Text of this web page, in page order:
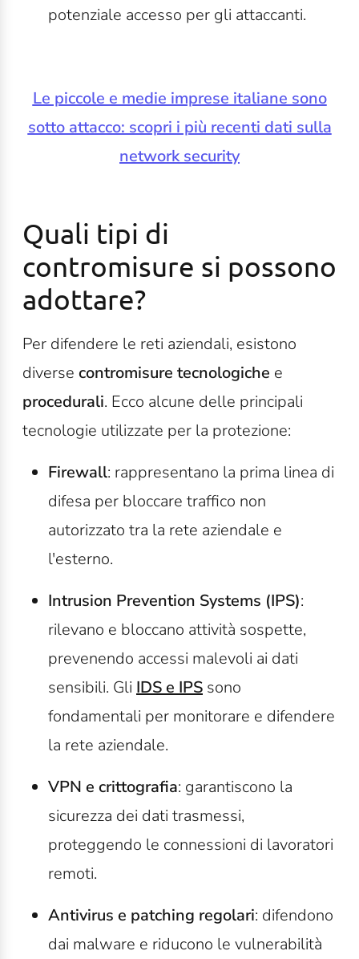
potenziale accesso per gli attaccanti.
Le piccole e medie imprese italiane sono
sotto attacco: scopri i più recenti dati sulla
network security
Quali tipi di
contromisure si possono
adottare?
Per difendere le reti aziendali, esistono
diverse contromisure tecnologiche e
procedurali. Ecco alcune delle principali
tecnologie utilizzate per la protezione:
Firewall: rappresentano la prima linea di
difesa per bloccare traffico non
autorizzato tra la rete aziendale e
l'esterno.
Intrusion Prevention Systems (IPS):
rilevano e bloccano attività sospette,
prevenendo accessi malevoli ai dati
sensibili. Gli IDS e IPS sono
fondamentali per monitorare e difendere
la rete aziendale.
VPN e crittografia: garantiscono la
sicurezza dei dati trasmessi,
proteggendo le connessioni di lavoratori
remoti.
Antivirus e patching regolari: difendono
dai malware e riducono le vulnerabilità